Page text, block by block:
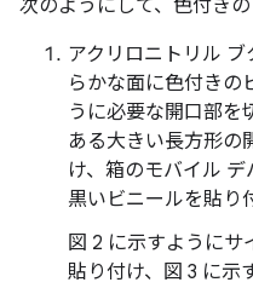
次のようにして、色付き
アクリロニトリル
らかな面に色付きの
うに必要な開口部を
ある大きい長方形の
け、箱のモバイル
黒いビニールを貼り
図 2 に示すようにサ
貼り付け、図 3 に示